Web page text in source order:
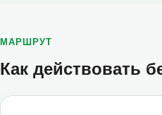
МАРШРУТ
Как действовать